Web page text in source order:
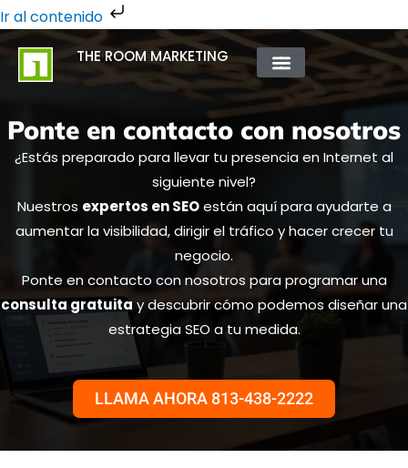
Ir al contenido
Ir
al
contenido THE ROOM MARKETING
Ponte en contacto con nosotros
¿Estás preparado para llevar tu presencia en Internet al
siguiente nivel?
Nuestros expertos en SEOestán aquí para ayudarte a
aumentar la visibilidad, dirigir el tráfico y hacer crecer tu
negocio.
Ponte en contacto con nosotros para programar una
consulta gratuita y descubrir cómo podemos diseñar una
estrategia SEO a tu medida.
LLAMA AHORA 813-438-2222